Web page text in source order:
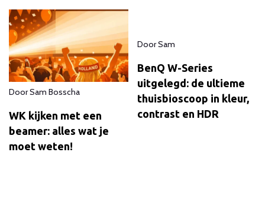
DoorSam Bosscha
WK kijken met een
beamer: alles wat je
moet weten!
DoorSam
BenQ W-Series
uitgelegd: de ultieme
thuisbioscoop in kleur,
contrast en HDR